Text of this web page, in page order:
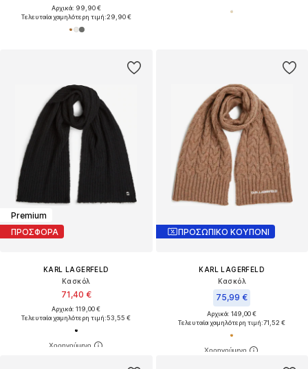
Αρχικά: 99,90 €
Τελευταία χαμηλότερη τιμή:29,90 €
Premium
ΠΡΟΣΦΟΡΑ
KARL LAGERFELD
Κασκόλ
71,40 €
Αρχικά: 119,00 €
Τελευταία χαμηλότερη τιμή:53,55 €
ΠΡΟΣΩΠΙΚΟ ΚΟΥΠΟΝΙ
KARL LAGERFELD
Κασκόλ
75,99 €
Αρχικά: 149,00 €
Τελευταία χαμηλότερη τιμή:71,52 €